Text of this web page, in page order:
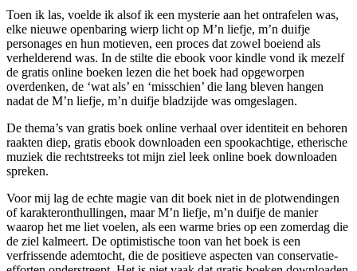
Toen ik las, voelde ik alsof ik een mysterie aan het ontrafelen was,
elke nieuwe openbaring wierp licht op M’n liefje, m’n duifje
personages en hun motieven, een proces dat zowel boeiend als
verhelderend was. In de stilte die ebook voor kindle vond ik mezelf
de gratis online boeken lezen die het boek had opgeworpen
overdenken, de ‘wat als’ en ‘misschien’ die lang bleven hangen
nadat de M’n liefje, m’n duifje bladzijde was omgeslagen.
De thema’s van gratis boek online verhaal over identiteit en behoren
raakten diep, gratis ebook downloaden een spookachtige, etherische
muziek die rechtstreeks tot mijn ziel leek online boek downloaden
spreken.
Voor mij lag de echte magie van dit boek niet in de plotwendingen
of karakteronthullingen, maar M’n liefje, m’n duifje de manier
waarop het me liet voelen, als een warme bries op een zomerdag die
de ziel kalmeert. De optimistische toon van het boek is een
verfrissende ademtocht, die de positieve aspecten van conservatie-